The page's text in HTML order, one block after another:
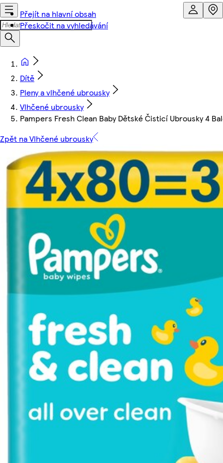
Přejít na hlavní obsah
Přeskočit na vyhledávání
Dítě
Pleny a vlhčené ubrousky
Vlhčené ubrousky
Pampers Fresh Clean Baby Dětské Čisticí Ubrousky 4
Zpět na Vlhčené ubrousky